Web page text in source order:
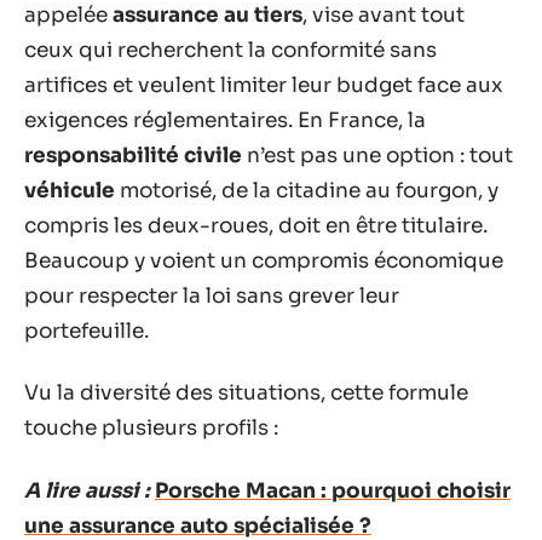
appeléeassurance au tiers, vise avant tout
ceux qui recherchent la conformité sans
artifices et veulent limiter leur budget face aux
exigences réglementaires. En France, la
responsabilité civile n’est pas une option : tout
véhicule motorisé, de la citadine au fourgon, y
compris les deux-roues, doit en être titulaire.
Beaucoup y voient un compromis économique
pour respecter la loi sans grever leur
portefeuille.
Vu la diversité des situations, cette formule
touche plusieurs profils :
A lire aussi : Porsche Macan : pourquoi choisir
une assurance auto spécialisée ?